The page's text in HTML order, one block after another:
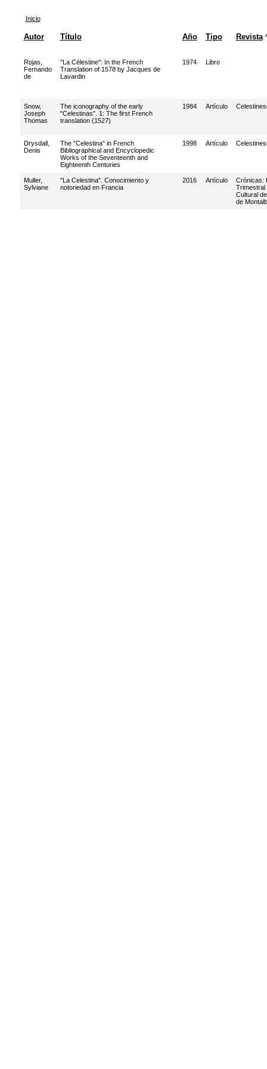
Inicio
Autor Título Año Tipo Revista
Rojas,
Fernando
de
"La Célestine": In the French
Translation of 1578 by Jacques de
Lavardin
1974 Libro
Snow,
Joseph
Thomas
The iconography of the early
"Celestinas". 1: The first French
translation (1527)
1984 Artículo
Drysdall,
Denis
The "Celestina" in French
Bibliographical and Encyclopedic
Works of the Seventeenth and
Eighteenth Centuries
1998 Artículo
Muller,
Sylviane
"La Celestina". Conocimiento y
notoriedad en Francia
2016 Artículo
Crónicas:
Trimestral
Cultural
de